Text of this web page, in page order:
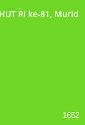
RI ke-81, Murid
1652